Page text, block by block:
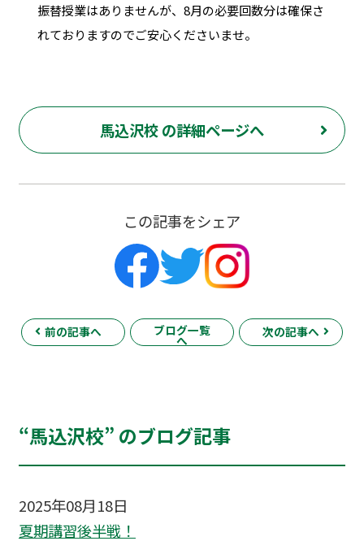
振替授業はありませんが、8月の必要回数分は確保さ
れておりますのでご安心くださいませ。
馬込沢校 の詳細ページへ
この記事をシェア
前の記事へ ブログ一覧
へ
次の記事へ
“馬込沢校” のブログ記事
2025年08月18日
夏期講習後半戦！